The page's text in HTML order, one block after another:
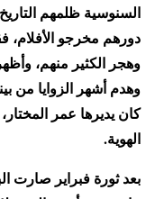
السنوسية ظلمهم
دورهم مخرجو
وهجر الكثير منهم،
وهدم أشهر الزوايا من
كان يديرها عمر
الهوية.
بعد ثورة فبراير صارت